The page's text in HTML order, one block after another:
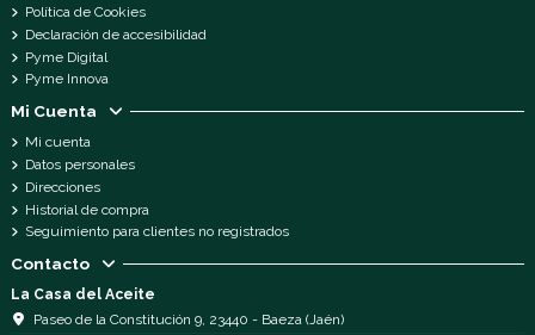
Política de Cookies
Declaración de accesibilidad
Pyme Digital
Pyme Innova
Mi Cuenta
Mi cuenta
Datos personales
Direcciones
Historial de compra
Seguimiento para clientes no registrados
Contacto
La Casa del Aceite
Paseo de la Constitución 9, 23440 - Baeza (Jaén)